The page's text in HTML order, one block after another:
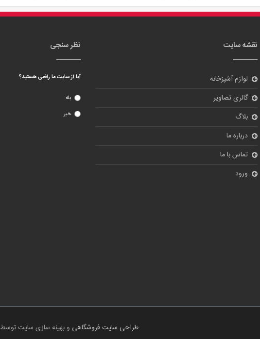
نقشه سایت
لوازم آشپزخانه
گالری تصاویر
بلاگ
درباره ما
تماس با ما
ورود
نظر سنجی
آیا از سایت ما راضی هستید؟
بله
خیر
طراحی سایت فروشگاهی و بهینه سازی سایت توسط